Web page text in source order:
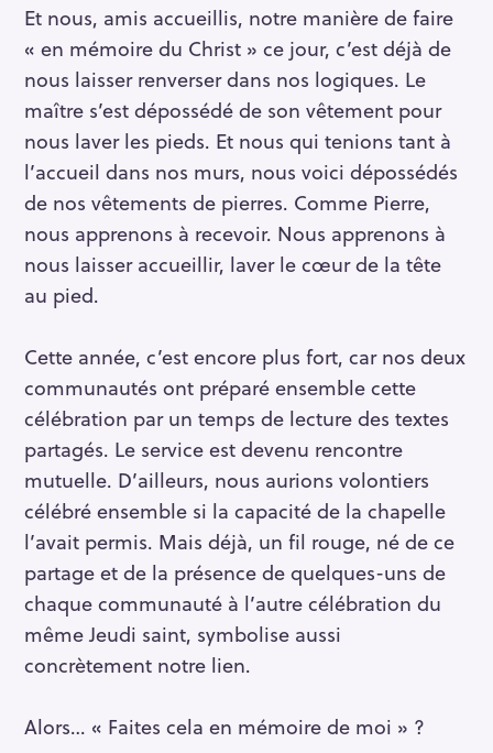
Et nous, amis accueillis, notre manière de faire
« en mémoire du Christ » ce jour, c’est déjà de
nous laisser renverser dans nos logiques. Le
maître s’est dépossédé de son vêtement pour
nous laver les pieds. Et nous qui tenions tant à
l’accueil dans nos murs, nous voici dépossédés
de nos vêtements de pierres. Comme Pierre,
nous apprenons à recevoir. Nous apprenons à
nous laisser accueillir, laver le cœur de la tête
au pied.
Cette année, c’est encore plus fort, car nos deux
communautés ont préparé ensemble cette
célébration par un temps de lecture des textes
partagés. Le service est devenu rencontre
mutuelle. D’ailleurs, nous aurions volontiers
célébré ensemble si la capacité de la chapelle
l’avait permis. Mais déjà, un fil rouge, né de ce
partage et de la présence de quelques-uns de
chaque communauté à l’autre célébration du
même Jeudi saint, symbolise aussi
concrètement notre lien.
Alors… « Faites cela en mémoire de moi » ?